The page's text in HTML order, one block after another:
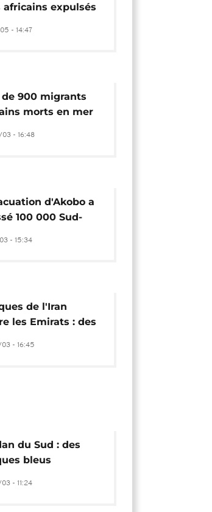
africains expulsés
Cameroun
- 14:47
de 900 migrants
morts en mer
en 2025
- 16:48
d'Akobo a
100 000 Sud-
vers
- 15:34
de l'Iran
les Emirats : des
parmi les
- 16:45
du Sud : des
bleus
décorés pour
de la paix
- 11:24